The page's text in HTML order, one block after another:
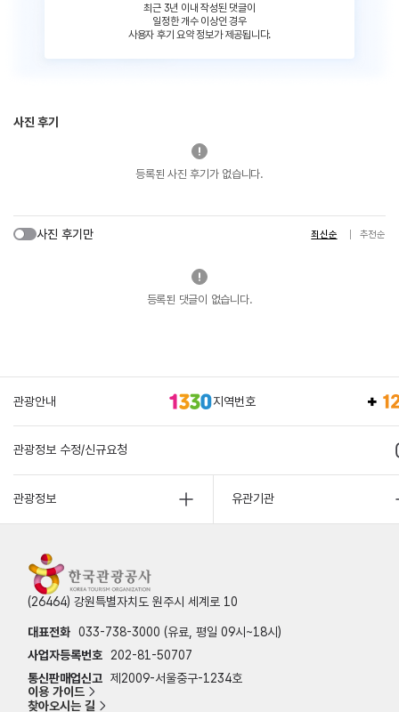
최근 3년 이내 작성된 댓글이
일정한 개수 이상인 경우
사용자 후기 요약 정보가 제공됩니다.
사진 후기
등록된 사진 후기가 없습니다.
사진 후기만 최신순 추천순
등록된 댓글이 없습니다.
관광안내 지역번호
관광정보 수정/신규요청
관광정보 유관기관
(26464) 강원특별자치도 원주시 세계로 10
대표전화 033-738-3000 (유료, 평일 09시~18시)
사업자등록번호
202-81-50707
통신판매업신고 제2009-서울중구-1234호
이용 가이드
찾아오시는 길